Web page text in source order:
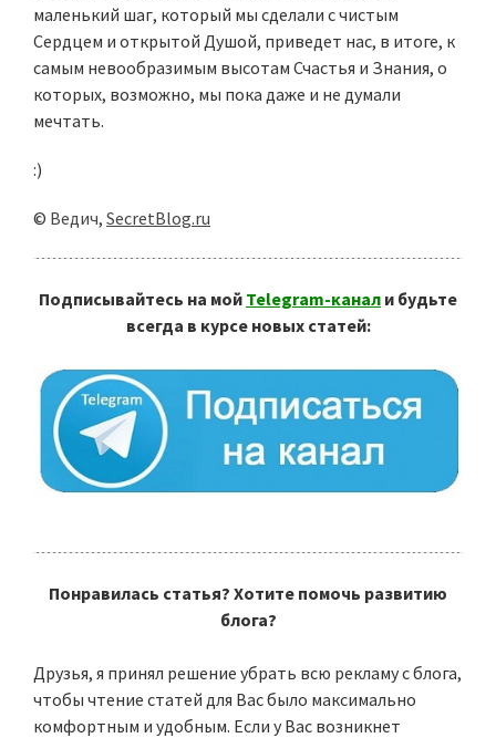
маленький шаг, который мы сделали с чистым
Сердцем и открытой Душой, приведет нас, в итоге, к
самым невообразимым высотам Счастья и Знания, о
которых, возможно, мы пока даже и не думали
мечтать.
:)
© Ведич, SecretBlog.ru
Подписывайтесь на мой Telegram-канал и будьте
всегда в курсе новых статей:
Понравилась статья? Хотите помочь развитию
блога?
Друзья, я принял решение убрать всю рекламу с блога,
чтобы чтение статей для Вас было максимально
комфортным и удобным. Если у Вас возникнет